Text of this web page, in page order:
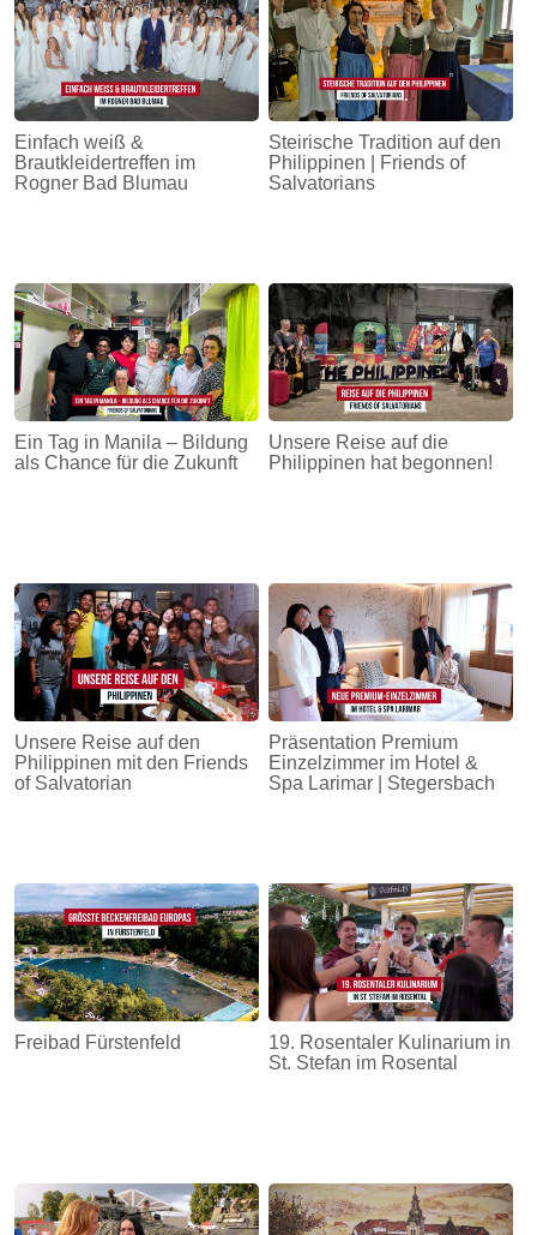
Einfach weiß &
Brautkleidertreffen im
Rogner Bad Blumau
Steirische Tradition auf den
Philippinen | Friends of
Salvatorians
Ein Tag in Manila – Bildung
als Chance für die Zukunft
Unsere Reise auf die
Philippinen hat begonnen!
Unsere Reise auf den
Philippinen mit den Friends
of Salvatorian
Präsentation Premium
Einzelzimmer im Hotel &
Spa Larimar | Stegersbach
Freibad Fürstenfeld
19. Rosentaler Kulinarium in
St. Stefan im Rosental